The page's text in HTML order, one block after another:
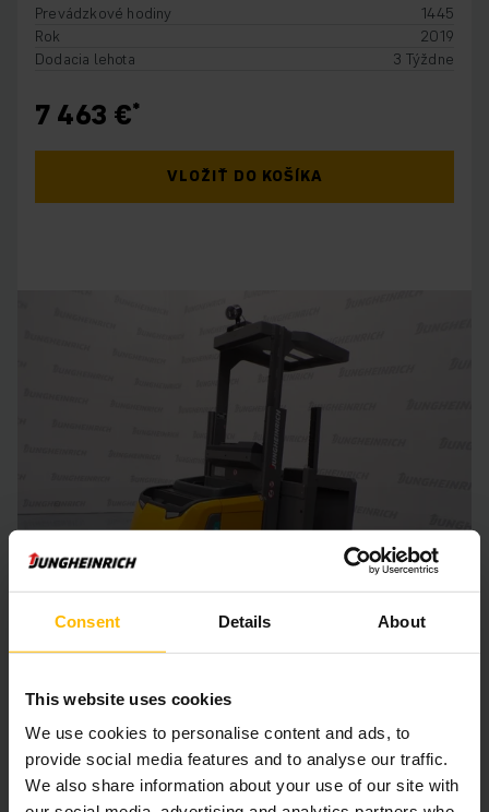
Consent Details About
This website uses cookies
We use cookies to personalise content and ads, to
provide social media features and to analyse our traffic.
We also share information about your use of our site with
Prevádzkové hodiny
1445
Rok
2019
Dodacia lehota
3 Týždne
7 463 €
VLOŽIŤ DO KOŠÍKA
ELEKTRICKÝ VERTIKÁLNY VYCHYSTÁVACÍ VOZÍK
EKS 110
1.000 mm
650 kg